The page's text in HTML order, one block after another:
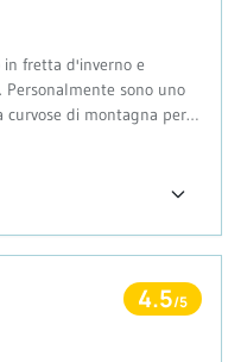
in fretta d'inverno e
sono uno
curvose di montagna per
e le GPR300 si sono
esagerate in
(non alla tela, alle
ho riscontrato cali4.5/5